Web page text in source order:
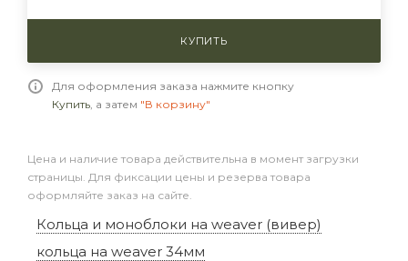
КУПИТЬ
Для оформления заказа нажмите кнопку
Купить, а затем "В корзину"
Цена и наличие товара действительна в момент загрузки
страницы. Для фиксации цены и резерва товара
оформляйте заказ на сайте.
Кольца и моноблоки на weaver (вивер)
кольца на weaver 34мм